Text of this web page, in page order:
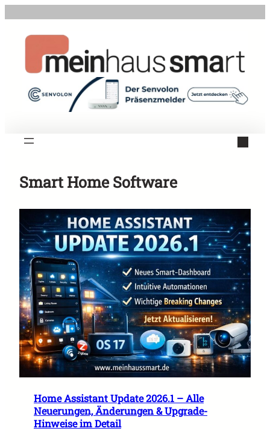
springen
Smart Home Software
Home Assistant Update 2026.1 – Alle
Neuerungen, Änderungen & Upgrade-
Hinweise im Detail